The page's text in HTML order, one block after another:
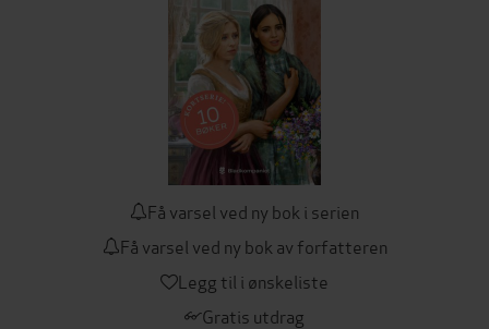
Få varsel ved ny bok i serien
Få varsel ved ny bok av forfatteren
Legg til i ønskeliste
Gratis utdrag